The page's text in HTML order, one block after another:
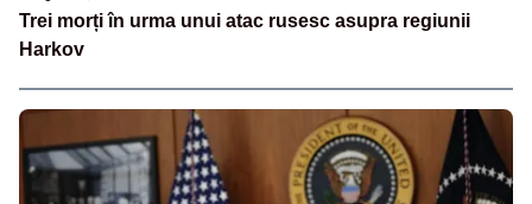
Trei morți în urma unui atac rusesc asupra regiunii
Harkov